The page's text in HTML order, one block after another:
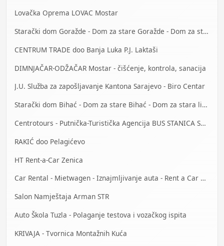
Lovačka Oprema LOVAC Mostar
Starački dom Goražde - Dom za stare Goražde - Dom za stara lica Goražde
CENTRUM TRADE doo Banja Luka P.J. Laktaši
DIMNJAČAR-ODŽAČAR Mostar - čišćenje, kontrola, sanacija
J.U. Služba za zapošljavanje Kantona Sarajevo - Biro Centar
Starački dom Bihać - Dom za stare Bihać - Dom za stara lica Bihać
Centrotours - Putnička-Turistička Agencija BUS STANICA Sarajevo
RAKIĆ doo Pelagićevo
HT Rent-a-Car Zenica
Car Rental - Mietwagen - Iznajmljivanje auta - Rent a Car Mostar
Salon Namještaja Arman STR
Auto Škola Tuzla - Polaganje testova i vozačkog ispita
KRIVAJA - Tvornica Montažnih Kuća